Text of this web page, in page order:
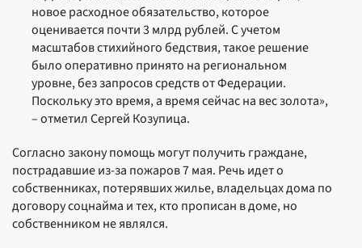
новое расходное обязательство, которое
оценивается почти 3 млрд рублей. С учетом
масштабов стихийного бедствия, такое решение
было оперативно принято на региональном
уровне, без запросов средств от Федерации.
Поскольку это время, а время сейчас на вес золота»,
– отметил Сергей Козупица.
Согласно закону помощь могут получить граждане,
пострадавшие из-за пожаров 7 мая. Речь идет о
собственниках, потерявших жилье, владельцах дома по
договору соцнайма и тех, кто прописан в доме, но
собственником не являлся.